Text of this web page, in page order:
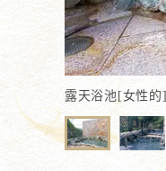
露天浴池[女性的]